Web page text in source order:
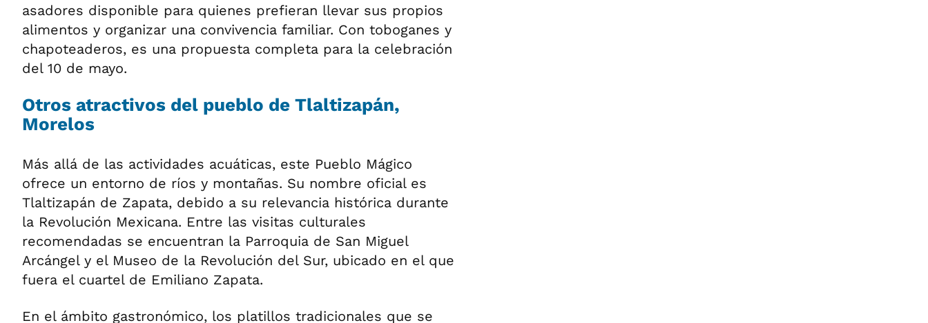
asadores disponible para quienes prefieran llevar sus propios
alimentos y organizar una convivencia familiar. Con toboganes y
chapoteaderos, es una propuesta completa para la celebración
del 10 de mayo.
Otros atractivos del pueblo de Tlaltizapán,
Morelos
Más allá de las actividades acuáticas, este Pueblo Mágico
ofrece un entorno de ríos y montañas. Su nombre oficial es
Tlaltizapán de Zapata, debido a su relevancia histórica durante
la Revolución Mexicana. Entre las visitas culturales
recomendadas se encuentran la Parroquia de San Miguel
Arcángel y el Museo de la Revolución del Sur, ubicado en el que
fuera el cuartel de Emiliano Zapata.
En el ámbito gastronómico, los platillos tradicionales que se